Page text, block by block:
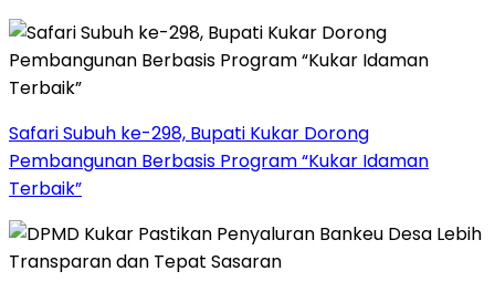
Safari Subuh ke-298, Bupati Kukar Dorong
Pembangunan Berbasis Program “Kukar Idaman
Terbaik”